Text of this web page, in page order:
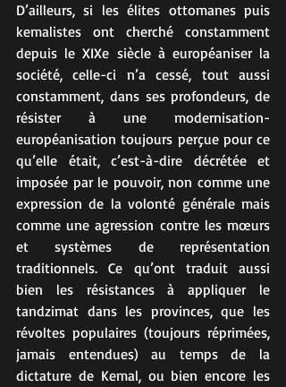
D’ailleurs, si les élites ottomanes puis
kemalistes ont cherché constamment
depuis le XIXe siècle à européaniser la
société, celle-ci n’a cessé, tout aussi
constamment, dans ses profondeurs, de
résister à une modernisation-
européanisation toujours perçue pour ce
qu’elle était, c’est-à-dire décrétée et
imposée par le pouvoir, non comme une
expression de la volonté générale mais
comme une agression contre les mœurs
et systèmes de représentation
traditionnels. Ce qu’ont traduit aussi
bien les résistances à appliquer le
tandzimat dans les provinces, que les
révoltes populaires (toujours réprimées,
jamais entendues) au temps de la
dictature de Kemal, ou bien encore les